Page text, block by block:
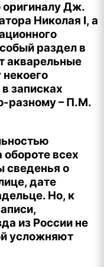
оригиналу Дж.
Николая I, а
раздел в
акварельные
записках
разному – П.М.
обороте всех
сведенья о
дате
Но, к
из России не
усложняют